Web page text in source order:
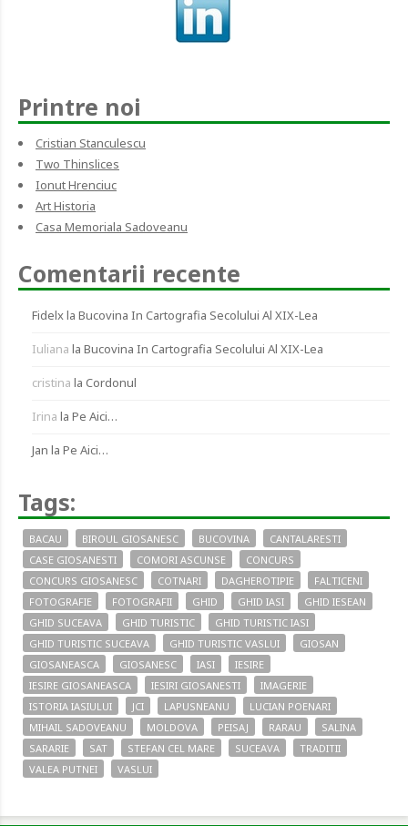
Printre noi
Cristian Stanculescu
Two Thinslices
Ionut Hrenciuc
Art Historia
Casa Memoriala Sadoveanu
Comentarii recente
Fidelxla Bucovina In Cartografia Secolului Al XIX-Lea
Iuliana la Bucovina In Cartografia Secolului Al XIX-Lea
cristina la Cordonul
Irina la Pe Aici…
Jan la Pe Aici…
Tags:
BACAU BIROUL GIOSANESC BUCOVINA
CANTALARESTI
CASE GIOSANESTI
COMORI ASCUNSE
CONCURS
CONCURS GIOSANESC
COTNARI DAGHEROTIPIE
FALTICENI
FOTOGRAFIE
FOTOGRAFII GHID GHID IASI
GHID IESEAN
GHID SUCEAVA
GHID TURISTIC
GHID TURISTIC IASI
GHID TURISTIC SUCEAVA
GHID TURISTIC VASLUI
GIOSAN
GIOSANEASCA
GIOSANESC IASI
IESIRE
IESIRE GIOSANEASCA
IESIRI GIOSANESTI
IMAGERIE
ISTORIA IASIULUI
JCI LAPUSNEANU
LUCIAN POENARI
MIHAIL SADOVEANU
MOLDOVA PEISAJ RARAU
SALINA
SARARIE
SAT STEFAN CEL MARE SUCEAVA
TRADITII
VALEA PUTNEI
VASLUI